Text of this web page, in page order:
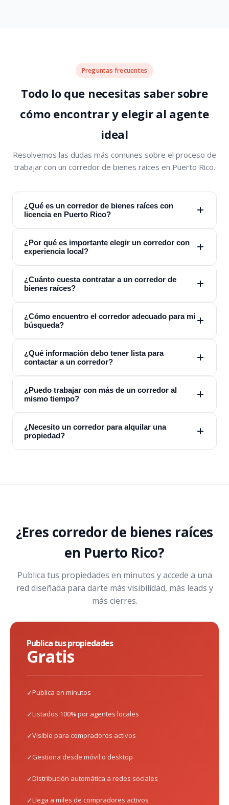
Preguntas frecuentes
Todo lo que necesitas saber sobre
cómo encontrar y elegir al agente
ideal
Resolvemos las dudas más comunes sobre el proceso de
trabajar con un corredor de bienes raíces en Puerto Rico.
¿Qué es un corredor de bienes raíces con
licencia en Puerto Rico?
¿Por qué es importante elegir un corredor con
experiencia local?
¿Cuánto cuesta contratar a un corredor de
bienes raíces?
¿Cómo encuentro el corredor adecuado para mi
búsqueda?
¿Qué información debo tener lista para
contactar a un corredor?
¿Puedo trabajar con más de un corredor al
mismo tiempo?
¿Necesito un corredor para alquilar una
propiedad?
¿Eres corredor de bienes raíces
en Puerto Rico?
Publica tus propiedades en minutos y accede a una
red diseñada para darte más visibilidad, más leads y
más cierres.
Publica tus propiedades
Gratis
Publica en minutos
Listados 100% por agentes locales
Visible para compradores activos
Gestiona desde móvil o desktop
Distribución automática a redes sociales
Llega a miles de compradores activos